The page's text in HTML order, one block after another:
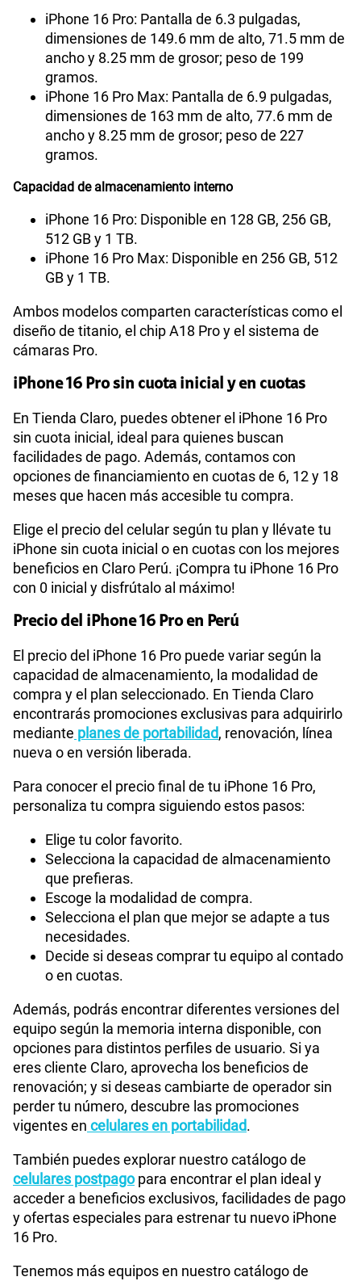
iPhone 16 Pro: Pantalla de 6.3 pulgadas,
dimensiones de 149.6 mm de alto, 71.5 mm de
ancho y 8.25 mm de grosor; peso de 199
gramos.
iPhone 16 Pro Max: Pantalla de 6.9 pulgadas,
dimensiones de 163 mm de alto, 77.6 mm de
ancho y 8.25 mm de grosor; peso de 227
gramos.
Capacidad de almacenamiento interno
iPhone 16 Pro: Disponible en 128 GB, 256 GB,
512 GB y 1 TB.
iPhone 16 Pro Max: Disponible en 256 GB, 512
GB y 1 TB.
Ambos modelos comparten características como el
diseño de titanio, el chip A18 Pro y el sistema de
cámaras Pro.
iPhone 16 Pro sin cuota inicial y en cuotas
En Tienda Claro, puedes obtener el iPhone 16 Pro
sin cuota inicial, ideal para quienes buscan
facilidades de pago. Además, contamos con
opciones de financiamiento en cuotas de 6, 12 y 18
meses que hacen más accesible tu compra.
Elige el precio del celular según tu plan y llévate tu
iPhone sin cuota inicial o en cuotas con los mejores
beneficios en Claro Perú. ¡Compra tu iPhone 16 Pro
con 0 inicial y disfrútalo al máximo!
Precio del iPhone 16 Pro en Perú
El precio del iPhone 16 Pro puede variar según la
capacidad de almacenamiento, la modalidad de
compra y el plan seleccionado. En Tienda Claro
encontrarás promociones exclusivas para adquirirlo
mediante planes de portabilidad, renovación, línea
nueva o en versión liberada.
Para conocer el precio final de tu iPhone 16 Pro,
personaliza tu compra siguiendo estos pasos:
Elige tu color favorito.
Selecciona la capacidad de almacenamiento
que prefieras.
Escoge la modalidad de compra.
Selecciona el plan que mejor se adapte a tus
necesidades.
Decide si deseas comprar tu equipo al contado
o en cuotas.
Además, podrás encontrar diferentes versiones del
equipo según la memoria interna disponible, con
opciones para distintos perfiles de usuario. Si ya
eres cliente Claro, aprovecha los beneficios de
renovación; y si deseas cambiarte de operador sin
perder tu número, descubre las promociones
vigentes en celulares en portabilidad.
También puedes explorar nuestro catálogo de
celulares postpagopara encontrar el plan ideal y
acceder a beneficios exclusivos, facilidades de pago
y ofertas especiales para estrenar tu nuevo iPhone
16 Pro.
Tenemos más equipos en nuestro catálogo de